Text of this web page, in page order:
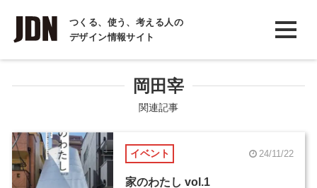
つくる、使う、考える人の
デザイン情報サイト
INTERVIEW
インタビュー
COLUMN
コラム
岡田宰
関連記事
イベント 24/11/22
家のわたし vol.1